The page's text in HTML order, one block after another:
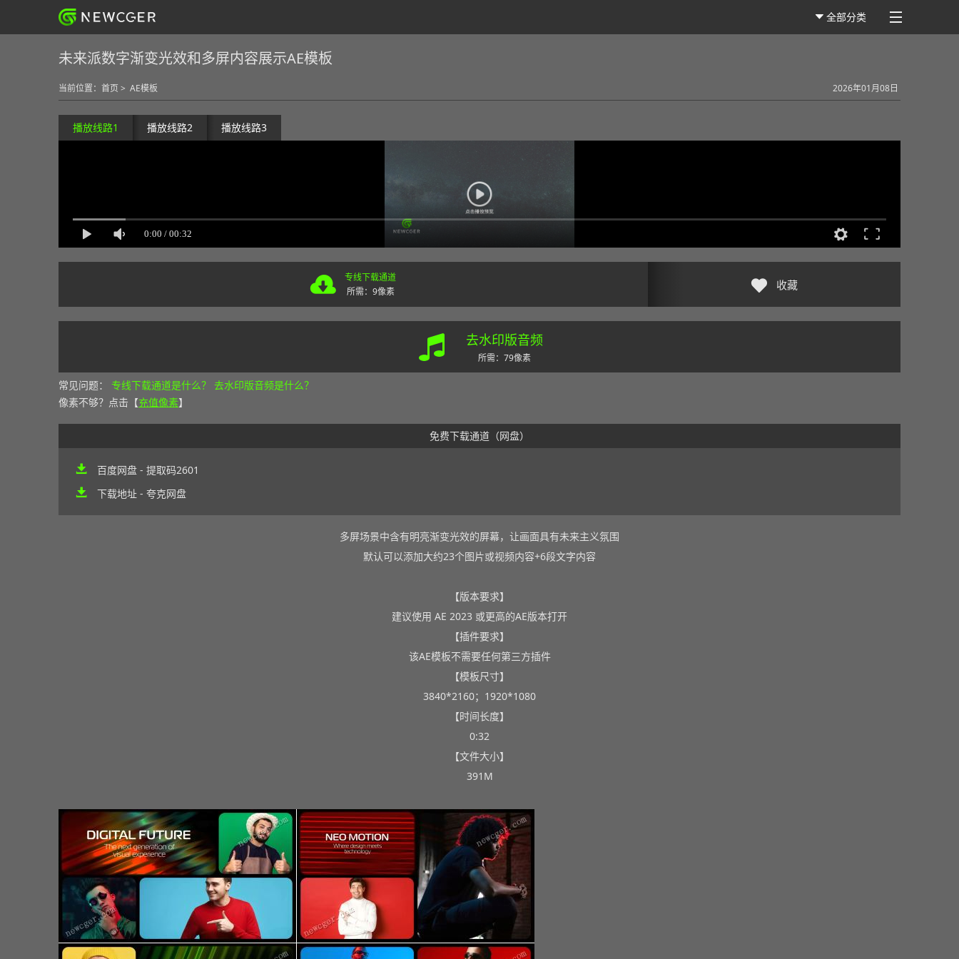
全部分类
未来派数字渐变光效和多屏内容展示AE模板
当前位置： 首页 > AE模板 2026年01月08日
播放线路1 播放线路2 播放线路3
专线下载通道
所需：9像素
收藏
去水印版音频
所需：79像素
常见问题： 专线下载通道是什么？ 去水印版音频是什么？
像素不够？点击【充值像素】
免费下载通道（网盘）
百度网盘 - 提取码2601
下载地址 - 夸克网盘
多屏场景中含有明亮渐变光效的屏幕，让画面具有未来主义氛围
默认可以添加大约23个图片或视频内容+6段文字内容
【版本要求】
建议使用 AE 2023 或更高的AE版本打开
【插件要求】
该AE模板不需要任何第三方插件
【模板尺寸】
3840*2160；1920*1080
【时间长度】
0:32
【文件大小】
391M